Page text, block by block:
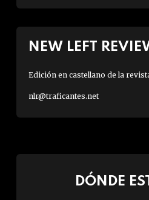
NEW LEFT
Edición en castellano de la
nlr@traficantes.net
DÓNDE